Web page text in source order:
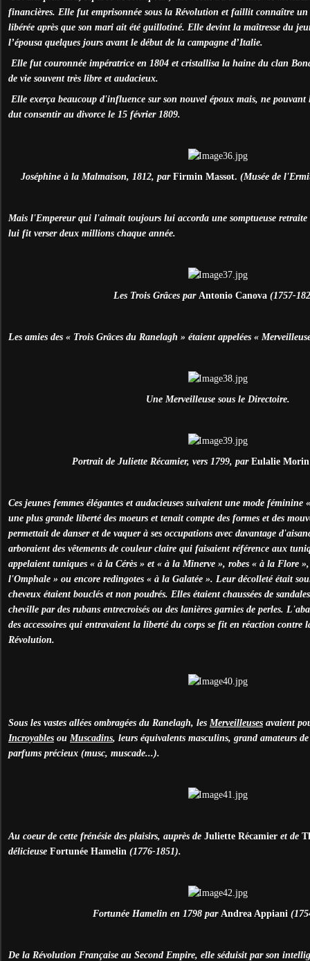
financières. Elle fut emprisonnée sous la Révolution et faillit connaître
libérée après que son mari ait été guillotiné. Elle devint la maîtresse du
l’épousa quelques jours avant le début de la campagne d’Italie.
Elle fut couronnée impératrice en 1804 et cristallisa la haine du clan
de vie souvent très libre et audacieux.
Elle exerça beaucoup d'influence sur son nouvel époux mais, ne
dut consentir au divorce le 15 février 1809.
Joséphine à la Malmaison, 1812, par Firmin Massot. (Musée de
Mais l'Empereur qui l'aimait toujours lui accorda une somptueuse
lui fit verser deux millions chaque année.
Les Trois Grâces par Antonio Canova(1757-
Les amies des « Trois Grâces du Ranelagh » étaient appelées «
Une Merveilleuse sous le Directoire.
Portrait de Juliette Récamier, vers 1799, par Eulalie Morin
Ces jeunes femmes élégantes et audacieuses suivaient une mode
une plus grande liberté des moeurs et tenait compte des formes et des
permettait de danser et de vaquer à ses occupations avec davantage
arboraient des vêtements de couleur claire qui faisaient référence aux
appelaient tuniques « à la Cérès » et « à la Minerve », robes « à la Flore
l'Omphale » ou encore redingotes « à la Galatée ». Leur décolleté était
cheveux étaient bouclés et non poudrés. Elles étaient chaussées de
cheville par des rubans entrecroisés ou des lanières garnies de perles.
des accessoires qui entravaient la liberté du corps se fit en réaction contre
Révolution.
Sous les vastes allées ombragées du Ranelagh, les Merveilleuses avaient
Incroyables ou Muscadins, leurs équivalents masculins, grand amateurs
parfums précieux (musc, muscade...).
Au coeur de cette frénésie des plaisirs, auprès de Juliette Récamier et de
délicieuse Fortunée Hamelin (1776-1851).
Fortunée Hamelin en 1798 par Andrea Appiani
De la Révolution Française au Second Empire, elle séduisit par son